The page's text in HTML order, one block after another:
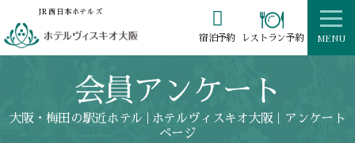
JR西日本ホテルズ 
宿泊予約 レストラン予約 MENU
会員アンケート
大阪・梅田の駅近ホテル | ホテルヴィスキオ大阪｜アンケート
ページ